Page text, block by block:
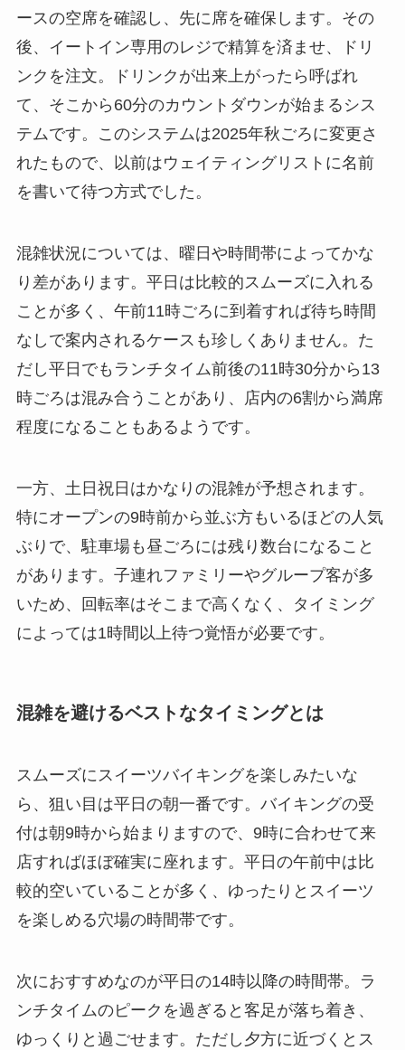
ースの空席を確認し、先に席を確保します。その
後、イートイン専用のレジで精算を済ませ、ドリ
ンクを注文。ドリンクが出来上がったら呼ばれ
て、そこから60分のカウントダウンが始まるシス
テムです。このシステムは2025年秋ごろに変更さ
れたもので、以前はウェイティングリストに名前
を書いて待つ方式でした。
混雑状況については、曜日や時間帯によってかな
り差があります。平日は比較的スムーズに入れる
ことが多く、午前11時ごろに到着すれば待ち時間
なしで案内されるケースも珍しくありません。た
だし平日でもランチタイム前後の11時30分から13
時ごろは混み合うことがあり、店内の6割から満席
程度になることもあるようです。
一方、土日祝日はかなりの混雑が予想されます。
特にオープンの9時前から並ぶ方もいるほどの人気
ぶりで、駐車場も昼ごろには残り数台になること
があります。子連れファミリーやグループ客が多
いため、回転率はそこまで高くなく、タイミング
によっては1時間以上待つ覚悟が必要です。
混雑を避けるベストなタイミングとは
スムーズにスイーツバイキングを楽しみたいな
ら、狙い目は平日の朝一番です。バイキングの受
付は朝9時から始まりますので、9時に合わせて来
店すればほぼ確実に座れます。平日の午前中は比
較的空いていることが多く、ゆったりとスイーツ
を楽しめる穴場の時間帯です。
次におすすめなのが平日の14時以降の時間帯。ラ
ンチタイムのピークを過ぎると客足が落ち着き、
ゆっくりと過ごせます。ただし夕方に近づくとス